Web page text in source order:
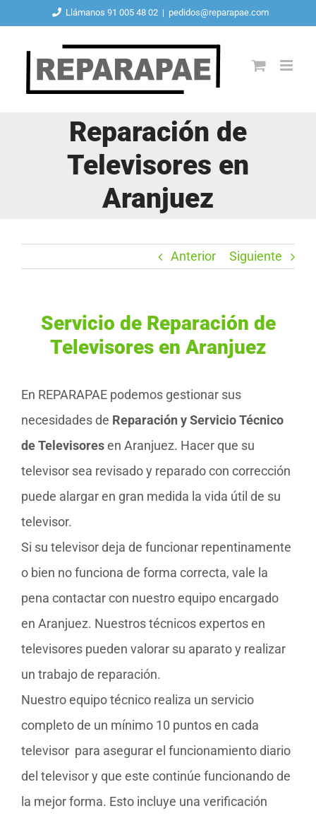
contenido
Llámanos 91 005 48 02 | pedidos@reparapae.com
Reparación de
Televisores en
Aranjuez
Anterior Siguiente
Servicio de Reparación de
Televisores en Aranjuez
En REPARAPAE podemos gestionar sus
necesidades de Reparación y Servicio Técnico
de Televisoresen Aranjuez. Hacer que su
televisor sea revisado y reparado con corrección
puede alargar en gran medida la vida útil de su
televisor.
Si su televisor deja de funcionar repentinamente
o bien no funciona de forma correcta, vale la
pena contactar con nuestro equipo encargado
en Aranjuez. Nuestros técnicos expertos en
televisores pueden valorar su aparato y realizar
un trabajo de reparación.
Nuestro equipo técnico realiza un servicio
completo de un mínimo 10 puntos en cada
televisor para asegurar el funcionamiento diario
del televisor y que este continúe funcionando de
la mejor forma. Esto incluye una verificación